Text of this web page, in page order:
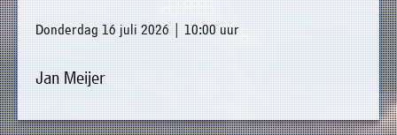
Donderdag 16 juli 2026 | 10:00 uur
Jan Meijer
Welkom
»
Nieuws
»
Agenda
Op
dit
moment
bestaat
het